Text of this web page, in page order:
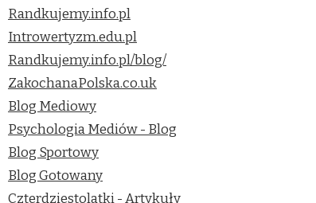
Randkujemy.info.pl
Introwertyzm.edu.pl
Randkujemy.info.pl/blog/
ZakochanaPolska.co.uk
Blog Mediowy
Psychologia Mediów - Blog
Blog Sportowy
Blog Gotowany
Czterdziestolatki - Artykuły